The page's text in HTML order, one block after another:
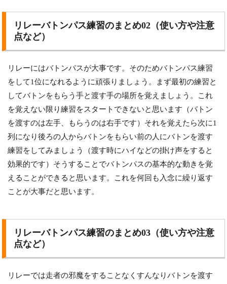
リレーバトンパス練習のまとめ02（使い方や注意
点など）
リレーにはバトンパスが大事です。そのためバトンパス練習
をして1位になれるように頑張りましょう。まず最初の練習と
してバトンをもらう手と渡す手の場所を覚えましょう。これ
を覚えない限り練習をスタートできないと思います（バトン
を渡すのは左手、もらうのは右手です）それを覚えたら次に1
列になり後ろの人からバトンをもらい前の人にバトンを渡す
練習をしてみましょう（渡す時にハイなどの掛け声をすると
効果的です）そうすることでバトンパスの基本的な動きを覚
えることができると思います。これを何回も入念に繰り返す
ことが大事だと思います。
リレーバトンパス練習のまとめ03（使い方や注意
点など）
リレーでは走者の邪魔をすることなくすんなりバトンを渡す